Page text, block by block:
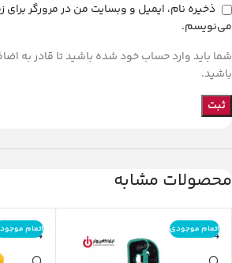
ذخیره نام، ایمیل و وبسایت من در مرورگر برای
می‌نویسم.
شما باید وارد حساب خود شده باشید تا قادر به
باشید.
محصولات مشابه
اتمام موجودی اتمام